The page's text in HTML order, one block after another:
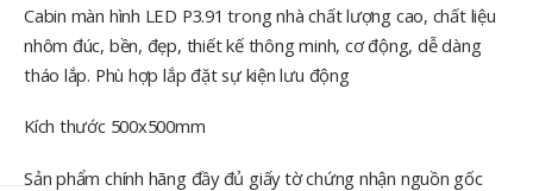
Cabin màn hình LED P3.91 trong nhà chất lượng cao, chất liệu
nhôm đúc, bền, đẹp, thiết kế thông minh, cơ động, dễ dàng
tháo lắp. Phù hợp lắp đặt sự kiện lưu động
Kích thước 500x500mm
Sản phẩm chính hãng đầy đủ giấy tờ chứng nhận nguồn gốc